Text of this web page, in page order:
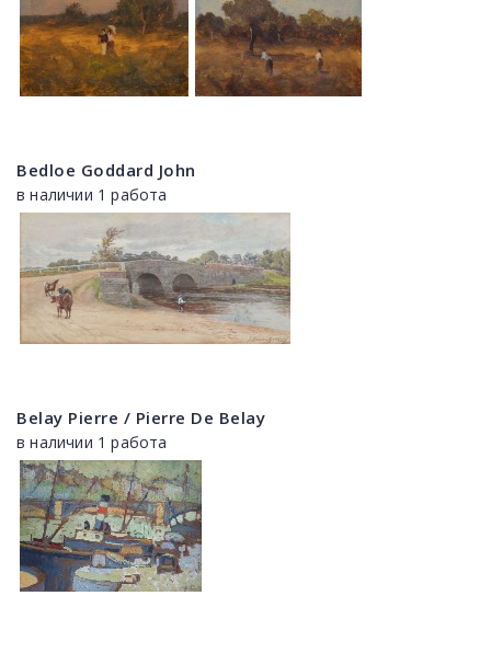
Bedloe Goddard John
в наличии 1 работа
Belay Pierre / Pierre De Belay
в наличии 1 работа